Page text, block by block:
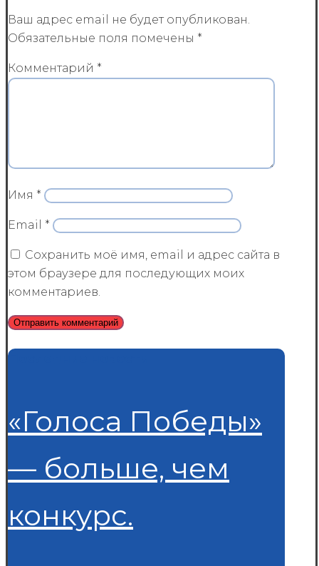
Ваш адрес email не будет опубликован.
Обязательные поля помечены *
Комментарий *
Имя *
Email *
Сохранить моё имя, email и адрес сайта в
этом браузере для последующих моих
комментариев.
Последние новости
«Голоса Победы»
— больше, чем
конкурс.